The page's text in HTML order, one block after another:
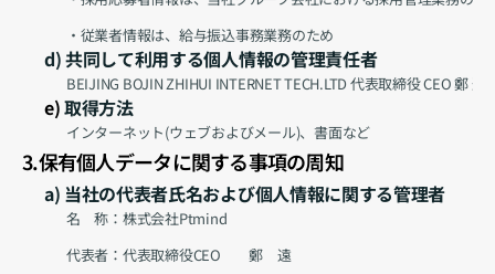
・従業者情報は、給与振込事務業務のため
d) 共同して利用する個人情報の管理責任者
BEIJING BOJIN ZHIHUI INTERNET TECH.LTD 代表取締役 CEO 鄭 遠
e) 取得方法
インターネット(ウェブおよびメール)、書面など
3.保有個人データに関する事項の周知
a) 当社の代表者氏名および個人情報に関する管理者
名　称：株式会社Ptmind
代表者：代表取締役CEO　　鄭　遠